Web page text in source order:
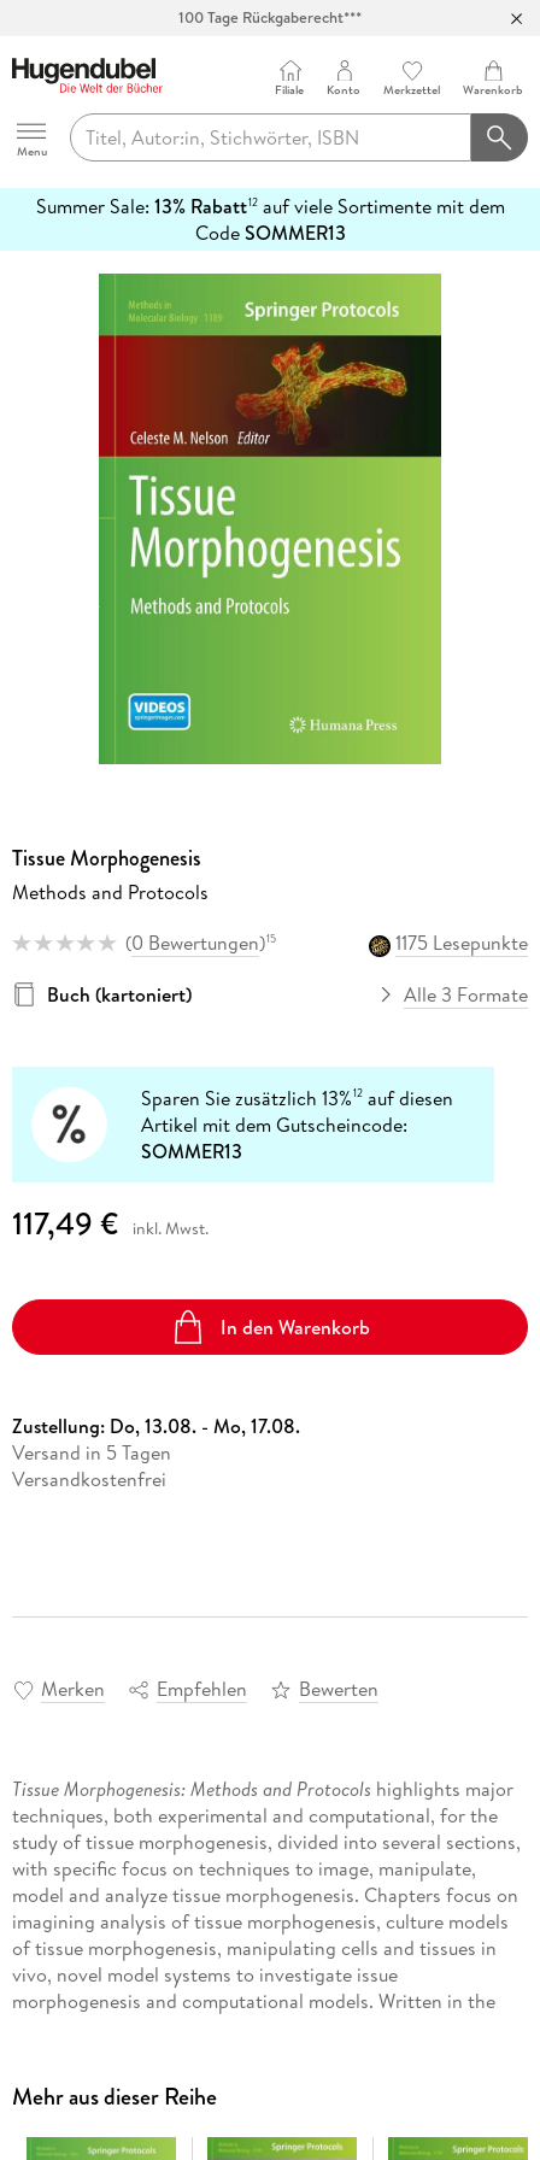
100 Tage Rückgaberecht***
Hugendubel
Menu
Filiale Konto Merkzettel Warenkorb
Summer Sale: 13% Rabatt12auf viele Sortimente mit dem
CodeSOMMER13
erfahren
Tissue Morphogenesis
Methods and Protocols
(0 Bewertungen)15
1175 Lesepunkte
Buch (kartoniert)
Alle 3 Formate
Sparen Sie zusätzlich 13%12 auf diesen
Artikel mit dem Gutscheincode:
SOMMER13
117,49 € inkl. Mwst.
In den Warenkorb
Zustellung: Do, 13.08. - Mo, 17.08.
Versand in 5 Tagen
Versandkostenfrei
Merken Empfehlen Bewerten
Tissue Morphogenesis: Methods and Protocols highlights major
techniques, both experimental and computational, for the
study of tissue morphogenesis, divided into several sections,
with specific focus on techniques to image, manipulate,
model and analyze tissue morphogenesis. Chapters focus on
imagining analysis of tissue morphogenesis, culture models
of tissue morphogenesis, manipulating cells and tissues in
vivo, novel model systems to investigate issue
morphogenesis and computational models. Written in the
readily reproducible laboratory protocols and tips on
troubleshooting and avoiding known pitfalls.
Mehr aus dieser Reihe